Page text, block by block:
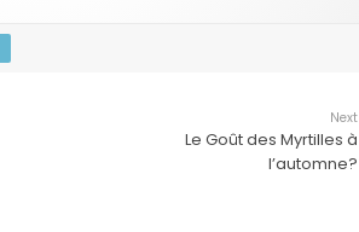
Next
Le Goût des Myrtilles à
l’automne?